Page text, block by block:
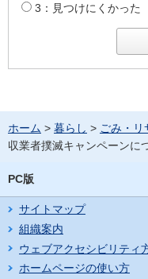
3：見つけにくかった
ホーム > 暮らし > ごみ・リ
収業者撲滅キャンペーンに
PC版
サイトマップ
組織案内
ウェブアクセシビリティ
ホームページの使い方